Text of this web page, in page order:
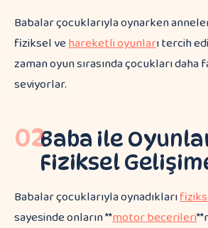
Babalar çocuklarıyla oynarken
fiziksel vehareketli oyunları tercih
zaman oyun sırasında çocukları daha
seviyorlar.
02Baba ile
Fiziksel
Babalar çocuklarıyla oynadıkları
sayesinde onların **motor becerileri